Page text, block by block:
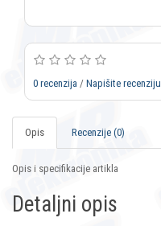
0 recenzija / Napišite recenziju
Opis Recenzije (0)
Opis i specifikacije artikla
Detaljni opis